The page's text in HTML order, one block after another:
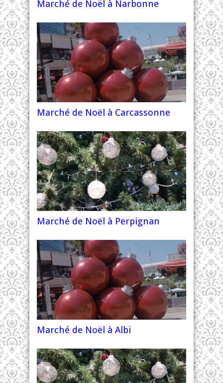
Marché de Noël à Narbonne
Marché de Noël à Carcassonne
Marché de Noël à Perpignan
Marché de Noël à Albi